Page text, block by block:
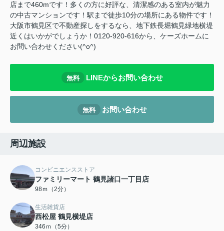
店まで460mです！多くの方に好評な、清潔感のある室内が魅力
の中古マンションです！駅まで徒歩10分の場所にある物件です！
大阪市鶴見区で不動産探しをするなら、地下鉄長堀鶴見緑地横堤
近くはいかがでしょうか！0120-920-616から、ケーズホームに
お問い合わせください(^o^)
無料 LINEからお問い合わせ
無料 お問い合わせ
周辺施設
コンビニエンスストア
ファミリーマート 鶴見諸口一丁目店
98ｍ（2分）
生活雑貨店
西松屋 鶴見横堤店
346ｍ（5分）